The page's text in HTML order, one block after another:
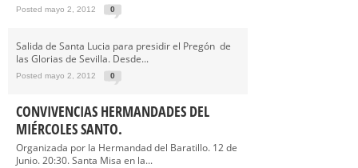
Posted mayo 2, 2012 0
Salida de Santa Lucia para presidir el Pregón de
las Glorias de Sevilla. Desde...
Posted mayo 2, 2012 0
CONVIVENCIAS HERMANDADES DEL
MIÉRCOLES SANTO.
Organizada por la Hermandad del Baratillo. 12 de
Junio. 20:30. Santa Misa en la...